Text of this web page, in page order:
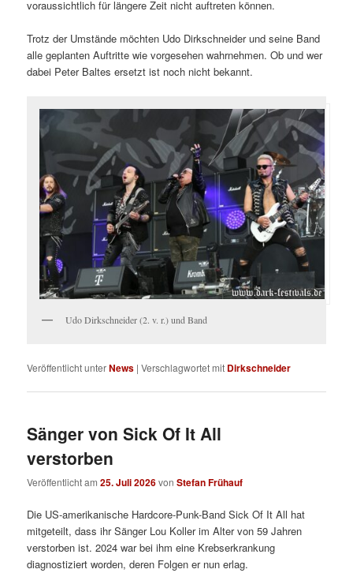
voraussichtlich für längere Zeit nicht auftreten können.
Trotz der Umstände möchten Udo Dirkschneider und seine Band
alle geplanten Auftritte wie vorgesehen wahrnehmen. Ob und wer
dabei Peter Baltes ersetzt ist noch nicht bekannt.
Udo Dirkschneider (2. v. r.) und Band
Veröffentlicht unterNews |Verschlagwortet mit Dirkschneider
Sänger von Sick Of It All
verstorben
Veröffentlicht am25. Juli 2026vonStefan Frühauf
Die US-amerikanische Hardcore-Punk-Band Sick Of It All hat
mitgeteilt, dass ihr Sänger Lou Koller im Alter von 59 Jahren
verstorben ist. 2024 war bei ihm eine Krebserkrankung
diagnostiziert worden, deren Folgen er nun erlag.